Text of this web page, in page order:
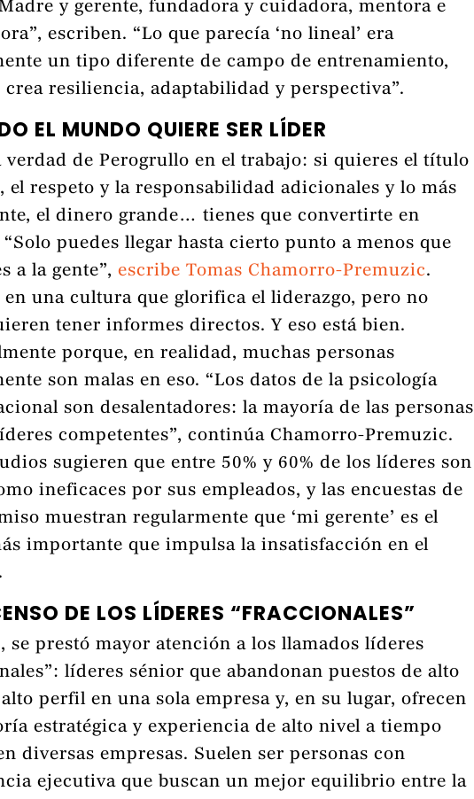
y gerente, fundadora y cuidadora, mentora e
escriben. “Lo que parecía ‘no lineal’ era
un tipo diferente de campo de entrenamiento,
crea resiliencia, adaptabilidad y perspectiva”.
EL MUNDO QUIERE SER LÍDER
verdad de Perogrullo en el trabajo: si quieres el título
el respeto y la responsabilidad adicionales y lo más
el dinero grande… tienes que convertirte en
“Solo puedes llegar hasta cierto punto a menos que
a la gente”, escribe Tomas Chamorro-Premuzic.
en una cultura que glorifica el liderazgo, pero no
tener informes directos. Y eso está bien.
porque, en realidad, muchas personas
son malas en eso. “Los datos de la psicología
son desalentadores: la mayoría de las personas
competentes”, continúa Chamorro-Premuzic.
sugieren que entre 50% y 60% de los líderes son
ineficaces por sus empleados, y las encuestas de
muestran regularmente que ‘mi gerente’ es el
importante que impulsa la insatisfacción en el
DE LOS LÍDERES “FRACCIONALES”
se prestó mayor atención a los llamados líderes
líderes sénior que abandonan puestos de alto
perfil en una sola empresa y, en su lugar, ofrecen
estratégica y experiencia de alto nivel a tiempo
diversas empresas. Suelen ser personas con
ejecutiva que buscan un mejor equilibrio entre la